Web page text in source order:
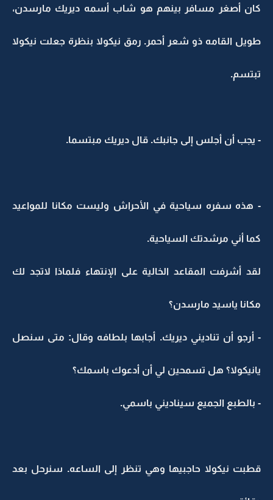
كان أصغر مسافر بينهم هو شاب أسمه ديريك مارسدن،
طويل القامه ذو شعر أحمر. رمق نيكولا بنظرة جعلت نيكولا
تبتسم.
- يجب أن أجلس إلى جانبك. قال ديريك مبتسما.
- هذه سفره سياحية في الأحراش وليست مكانا للمواعيد
كما أني مرشدتك السياحية.
لقد أشرفت المقاعد الخالية على الإنتهاء فلماذا لاتجد لك
مكانا ياسيد مارسدن؟
- أرجو أن تناديني ديريك. أجابها بلطافه وقال: متى سنصل
يانيكولا؟ هل تسمحين لي أن أدعوك باسمك؟
- بالطبع الجميع سيناديني باسمي.
قطبت نيكولا حاجبيها وهي تنظر إلى الساعه. سنرحل بعد